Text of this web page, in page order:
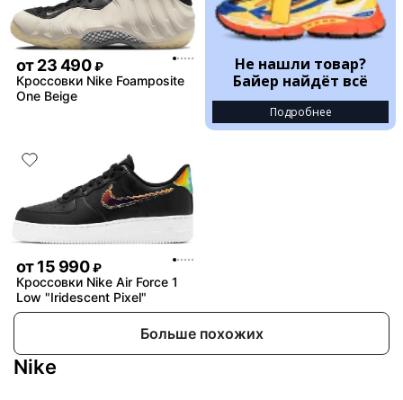
от23 490 ₽
Кроссовки Nike Foamposite
One Beige
Не нашли товар?
Байер найдёт всё
Подробнее
от15 990 ₽
Кроссовки Nike Air Force 1
Low "Iridescent Pixel"
Больше похожих
Nike